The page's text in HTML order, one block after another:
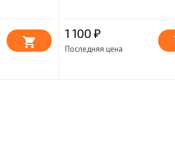
1 100 ₽
Последняя цена